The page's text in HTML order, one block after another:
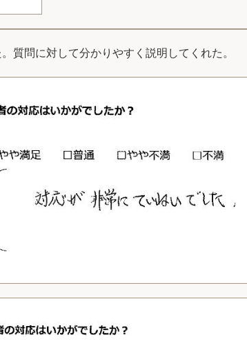
質問に対して分かりやすく説明してくれた。